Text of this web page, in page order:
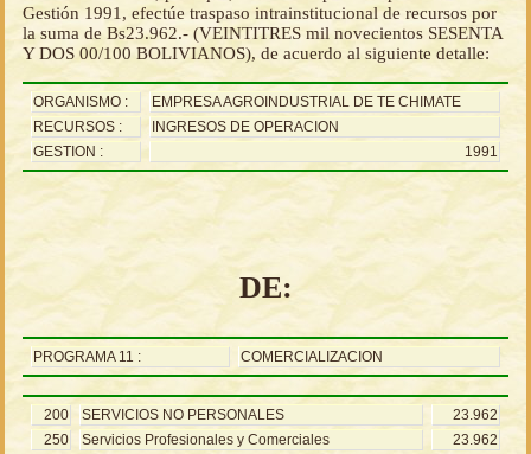
Gestión 1991, efectúe traspaso intrainstitucional de recursos por
la suma de Bs23.962.- (VEINTITRES mil novecientos SESENTA
Y DOS 00/100 BOLIVIANOS), de acuerdo al siguiente detalle:
ORGANISMO :
EMPRESA AGROINDUSTRIAL DE TE CHIMATE
RECURSOS :
INGRESOS DE OPERACION
GESTION :
1991
DE:
PROGRAMA 11 : COMERCIALIZACION
200 SERVICIOS NO PERSONALES
23.962
250
Servicios Profesionales y Comerciales
23.962